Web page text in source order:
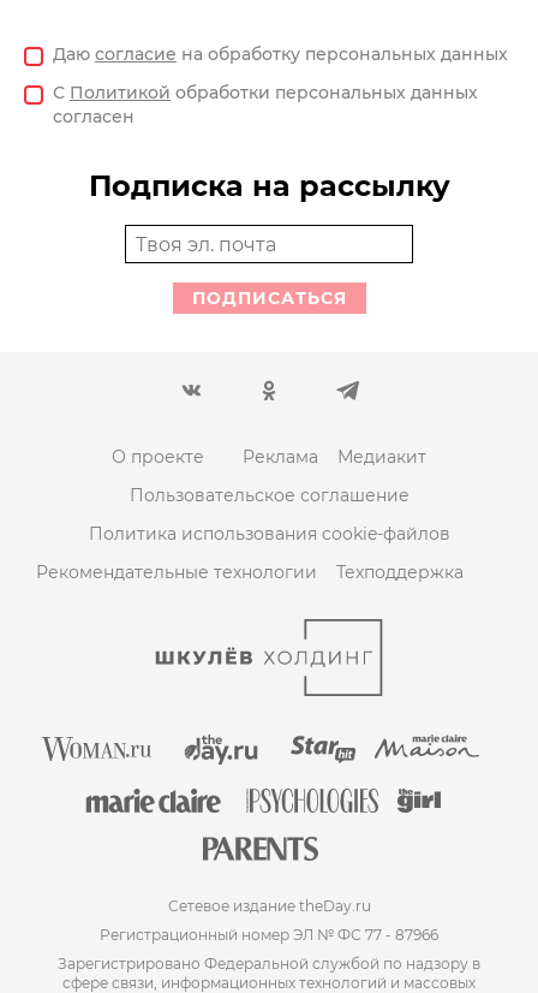
Даю согласие на обработку персональных данных
С Политикой обработки персональных данных
согласен
Подписка на рассылку
ПОДПИСАТЬСЯ
О проекте Реклама
Медиакит
Пользовательское соглашение
Политика использования cookie-файлов
Рекомендательные технологии
Техподдержка
Сетевое издание theDay.ru
Регистрационный номер ЭЛ № ФС 77 - 87966
Зарегистрировано Федеральной службой по надзору в
сфере связи, информационных технологий и массовых